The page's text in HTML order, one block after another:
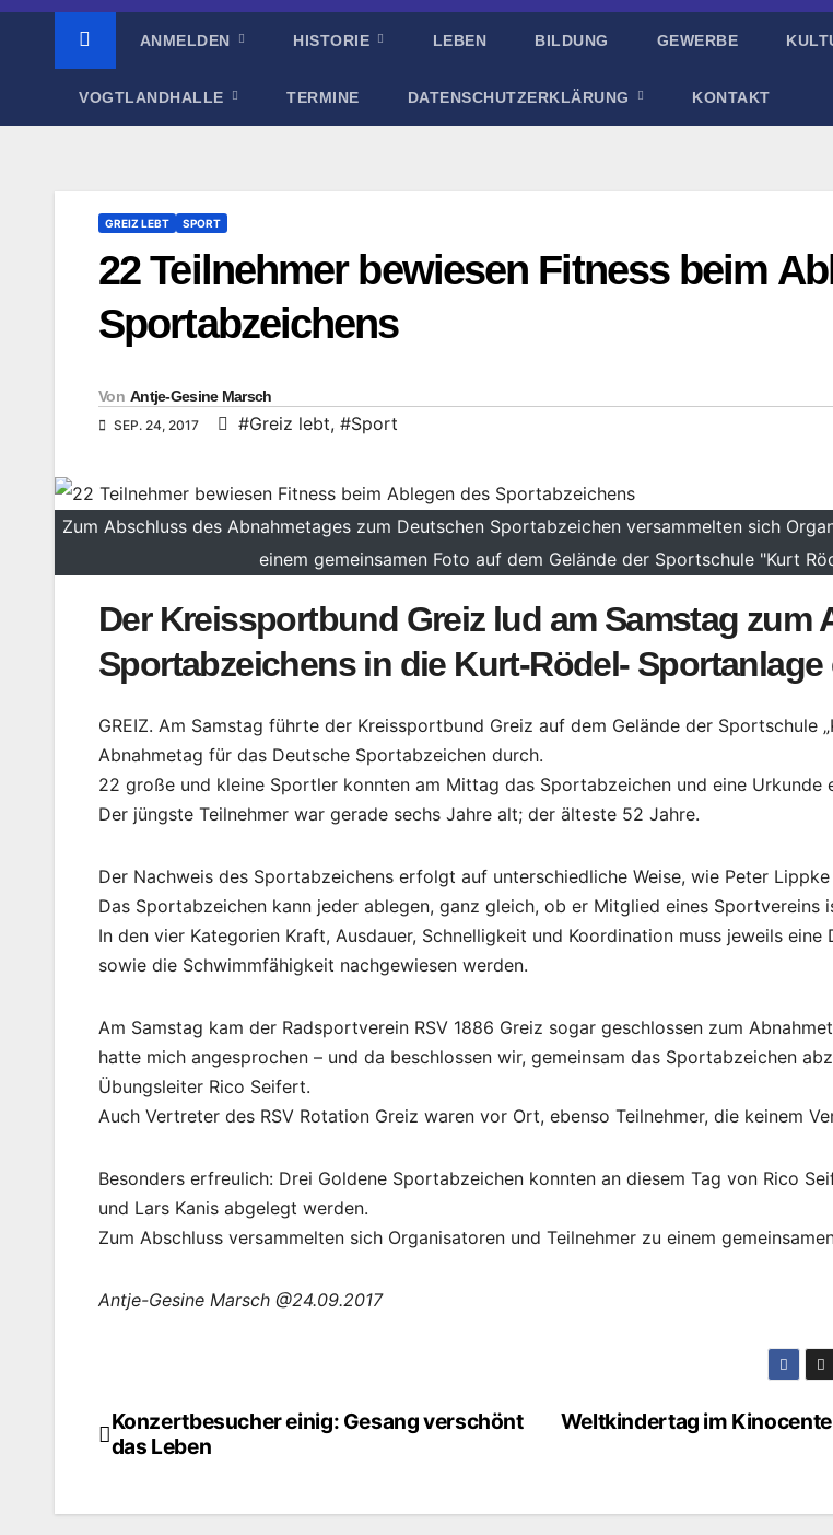
ANMELDEN HISTORIE LEBEN BILDUNG GEWERBE
VOGTLANDHALLE TERMINE DATENSCHUTZERKLÄRUNG KONTAKT
GREIZ LEBT SPORT
22 Teilnehmer bewiesen Fitness beim
Sportabzeichens
Von Antje-Gesine Marsch
SEP. 24, 2017 #Greiz lebt, #Sport
Zum Abschluss des Abnahmetages zum Deutschen Sportabzeichen versammelten sich
einem gemeinsamen Foto auf dem Gelände der Sportschule "Kurt
Der Kreissportbund Greiz lud am Samstag zum
Sportabzeichens in die Kurt-Rödel- Sportanlage
GREIZ. Am Samstag führte der Kreissportbund Greiz auf dem Gelände der Sportschule
Abnahmetag für das Deutsche Sportabzeichen durch.
22 große und kleine Sportler konnten am Mittag das Sportabzeichen und eine Urkunde
Der jüngste Teilnehmer war gerade sechs Jahre alt; der älteste 52 Jahre.
Der Nachweis des Sportabzeichens erfolgt auf unterschiedliche Weise, wie Peter
Das Sportabzeichen kann jeder ablegen, ganz gleich, ob er Mitglied eines Sportvereins
In den vier Kategorien Kraft, Ausdauer, Schnelligkeit und Koordination muss jeweils
sowie die Schwimmfähigkeit nachgewiesen werden.
Am Samstag kam der Radsportverein RSV 1886 Greiz sogar geschlossen zum
hatte mich angesprochen – und da beschlossen wir, gemeinsam das Sportabzeichen
Übungsleiter Rico Seifert.
Auch Vertreter des RSV Rotation Greiz waren vor Ort, ebenso Teilnehmer, die keinem
Besonders erfreulich: Drei Goldene Sportabzeichen konnten an diesem Tag von Rico
und Lars Kanis abgelegt werden.
Zum Abschluss versammelten sich Organisatoren und Teilnehmer zu einem
Antje-Gesine Marsch @24.09.2017
Beitragsnavigation Weltkindertag im
Konzertbesucher einig: Gesang verschönt
das Leben